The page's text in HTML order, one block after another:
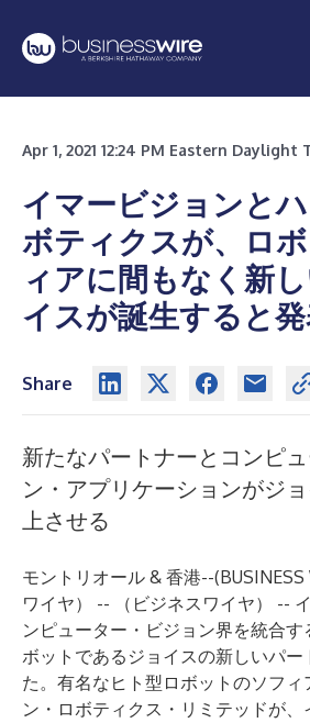
Apr 1, 2021 12:24 PM Eastern Daylight
イマービジョンと
ボティクスが、ロ
ィアに間もなく新
イスが誕生すると
Share
新たなパートナーとコンピ
ン・アプリケーションがジ
上させる
モントリオール & 香港--(BUSINESS
ワイヤ） -- （ビジネスワイヤ） --
ンピューター・ビジョン界を統合す
ボットであるジョイスの新しいパー
た。有名なヒト型ロボットのソフィ
ン・ロボティクス・リミテッドが